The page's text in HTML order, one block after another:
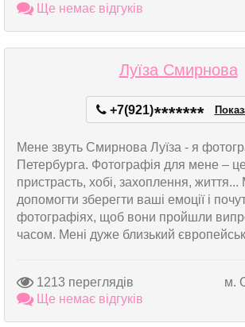
Ще немає відгуків
Луїза Смирнова
+7(921)*******
Мене звуть Смирнова Луїза - я
Петербурга. Фотографія для мене –
пристрасть, хобі, захоплення,
допомогти зберегти ваші емоції і
фотографіях, щоб вони пройшли
часом. Мені дуже близький
1213 переглядів
м.
Ще немає відгуків